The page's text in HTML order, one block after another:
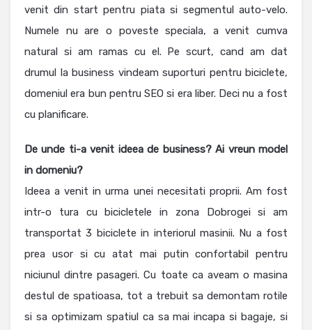
venit din start pentru piata si segmentul auto-velo.
Numele nu are o poveste speciala, a venit cumva
natural si am ramas cu el. Pe scurt, cand am dat
drumul la business vindeam suporturi pentru biciclete,
domeniul era bun pentru SEO si era liber. Deci nu a fost
cu planificare.
De unde ti-a venit ideea de business? Ai vreun model
in domeniu?
Ideea a venit in urma unei necesitati proprii. Am fost
intr-o tura cu bicicletele in zona Dobrogei si am
transportat 3 biciclete in interiorul masinii. Nu a fost
prea usor si cu atat mai putin confortabil pentru
niciunul dintre pasageri. Cu toate ca aveam o masina
destul de spatioasa, tot a trebuit sa demontam rotile
si sa optimizam spatiul ca sa mai incapa si bagaje, si